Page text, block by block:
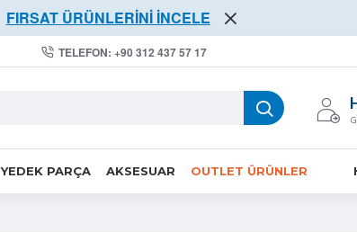
FIRSAT ÜRÜNLERİNİ İNCELE
TELEFON: +90 312 437 57 17
YEDEK PARÇA AKSESUAR OUTLET ÜRÜNLER